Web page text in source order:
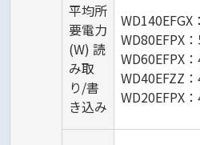
平均所
要電力
(W) 読
み取
り/書
き込み
WD140EFGX
WD80EFPX
WD60EFPX
WD40EFZZ
WD20EFPX